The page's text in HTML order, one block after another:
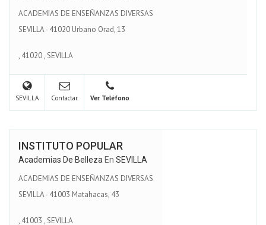
ACADEMIAS DE ENSEÑANZAS DIVERSAS
SEVILLA - 41020 Urbano Orad, 13
, 41020,SEVILLA
SEVILLA Contactar Ver Teléfono
INSTITUTO POPULAR
Academias De Belleza En SEVILLA
ACADEMIAS DE ENSEÑANZAS DIVERSAS
SEVILLA - 41003 Matahacas, 43
, 41003 ,SEVILLA